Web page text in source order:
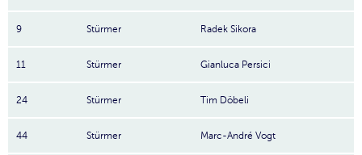
9 Stürmer Radek Sikora
11 Stürmer Gianluca Persici
24 Stürmer Tim Döbeli
44 Stürmer Marc-André Vogt